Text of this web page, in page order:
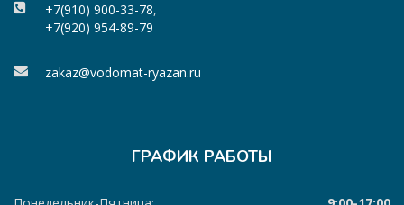
+7(910) 900-33-78,
+7(920) 954-89-79
zakaz@vodomat-ryazan.ru
ГРАФИК РАБОТЫ